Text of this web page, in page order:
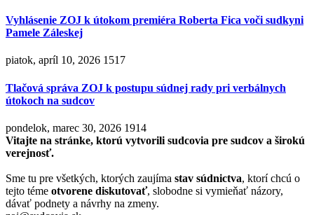
Vyhlásenie ZOJ k útokom premiéra Roberta Fica voči sudkyni
Pamele Záleskej
piatok, apríl 10, 2026 1517
Tlačová správa ZOJ k postupu súdnej rady pri verbálnych
útokoch na sudcov
pondelok, marec 30, 2026 1914
Vitajte na stránke, ktorú vytvorili sudcovia pre sudcov a širokú
verejnosť.
Sme tu pre všetkých, ktorých zaujíma stav súdnictva, ktorí chcú o
tejto téme otvorene diskutovať, slobodne si vymieňať názory,
dávať podnety a návrhy na zmeny.